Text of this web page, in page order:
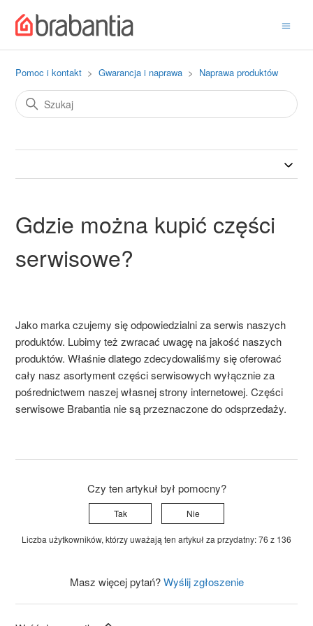
Pomoc i kontakt Gwarancja i naprawa Naprawa produktów
Gdzie można kupić części
serwisowe?
Jako marka czujemy się odpowiedzialni za serwis naszych
produktów. Lubimy też zwracać uwagę na jakość naszych
produktów. Właśnie dlatego zdecydowaliśmy się oferować
cały nasz asortyment części serwisowych wyłącznie za
pośrednictwem naszej własnej strony internetowej. Części
serwisowe Brabantia nie są przeznaczone do odsprzedaży.
Czy ten artykuł był pomocny?
Tak Nie
Liczba użytkowników, którzy uważają ten artykuł za przydatny: 76 z 136
Masz więcej pytań?Wyślij zgłoszenie